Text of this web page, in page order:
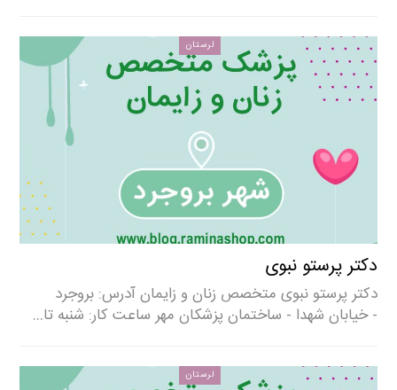
لرستان
دکتر پرستو نبوی
دکتر پرستو نبوی متخصص زنان و زایمان آدرس: بروجرد
- خیابان شهدا - ساختمان پزشکان مهر ساعت کار: شنبه تا…
لرستان